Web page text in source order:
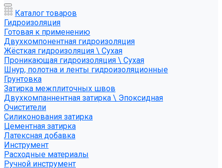
Каталог товаров
Гидроизоляция
Готовая к применению
Двухкомпонентная гидроизоляция
Жёсткая гидроизоляция \ Сухая
Проникающая гидроизоляция \ Сухая
Шнур, полотна и ленты гидроизоляционные
Грунтовка
Затирка межплиточных швов
Двухкомпаннентная затирка \ Эпоксидная
Очистители
Силиконования затирка
Цементная затирка
Латексная добавка
Инструмент
Расходные материалы
Ручной инструмент